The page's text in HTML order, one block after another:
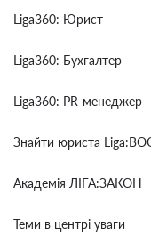
Liga360: Юрист
Liga360: Бухгалтер
Liga360: PR-менеджер
Знайти юриста
Академія ЛІГА:ЗАКОН
Теми в центрі уваги